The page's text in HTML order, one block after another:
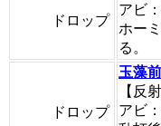
ドロップ
アビ
ホー
る。
ドロップ
玉藻
【反
アビ